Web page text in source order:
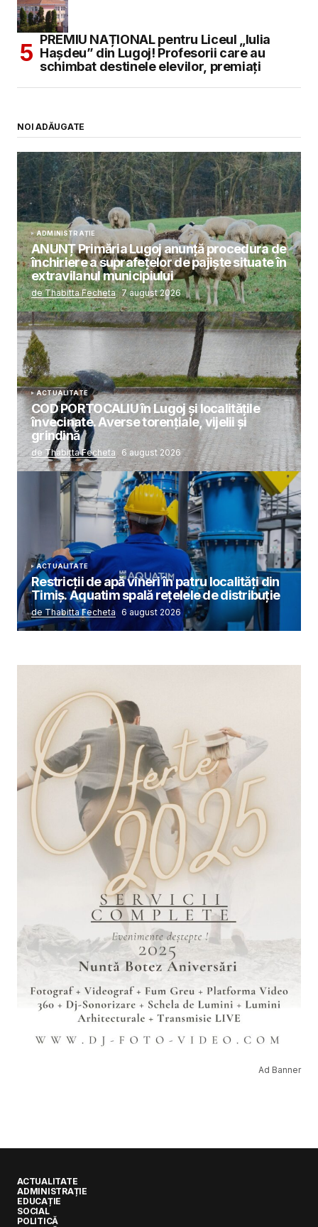
PREMIU NAȚIONAL pentru Liceul „Iulia
Hașdeu” din Lugoj! Profesorii care au
schimbat destinele elevilor, premiați
NOI ADĂUGATE
ADMINISTRAȚIE
ANUNȚ Primăria Lugoj anunță procedura de
închiriere a suprafețelor de pajiște situate în
extravilanul municipiului
de Thabitta Fecheta 7 august 2026
ACTUALITATE
COD PORTOCALIU în Lugoj și localitățile
învecinate. Averse torențiale, vijelii și
grindină
de Thabitta Fecheta 6 august 2026
ACTUALITATE
Restricții de apă vineri în patru localități din
Timiș. Aquatim spală rețelele de distribuție
de Thabitta Fecheta 6 august 2026
Ad Banner
ACTUALITATE
ADMINISTRAȚIE
EDUCAȚIE
SOCIAL
POLITICĂ